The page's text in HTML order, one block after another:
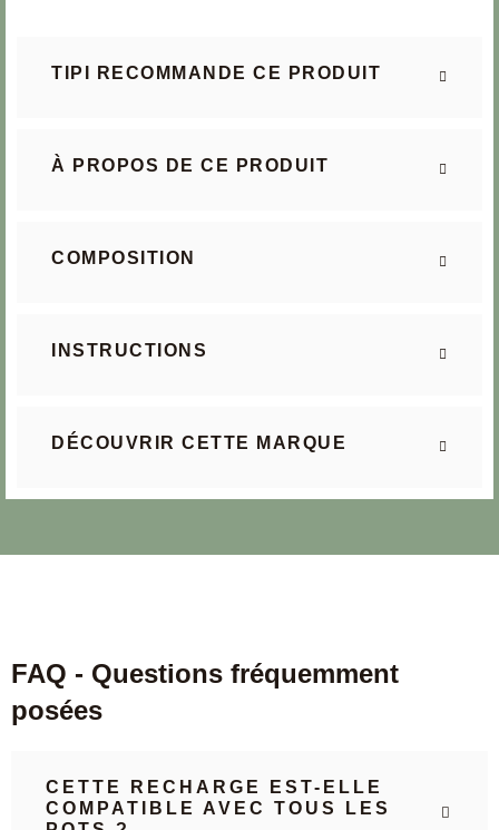
TIPI RECOMMANDE CE PRODUIT
À PROPOS DE CE PRODUIT
COMPOSITION
INSTRUCTIONS
DÉCOUVRIR CETTE MARQUE
FAQ - Questions fréquemment
posées
CETTE RECHARGE EST-ELLE
COMPATIBLE AVEC TOUS LES